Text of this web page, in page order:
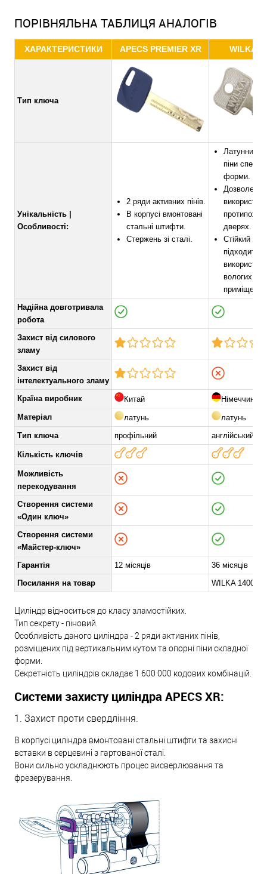
ПОРІВНЯЛЬНА ТАБЛИЦЯ АНАЛОГІВ
ХАРАКТЕРИСТИКИ APECS PREMIER XR WILKA
Тип ключа
Унікальність |
Особливості:
2 ряди активних пінів.
В корпусі вмонтовані
стальні штифти.
Стержень зі сталі.
Латунний
піни
форми.
Дозволено
дверях.
Стійкий до
підходить
вологих
Надійна довготривала
робота
Захист від силового
зламу
Захист від
інтелектуального зламу
Країна виробник
Китай
Німеччина
Матеріал
латунь
латунь
Тип ключа
профільний англійський
Кількість ключів
Можливість
перекодування
Створення системи
«Один ключ»
Створення системи
«Майстер-ключ»
Гарантія
12 місяців
36 місяців
Посилання на товар
WILKA 1400 A
Циліндр відноситься до класу зламостійких.
Тип секрету - піновий.
Особливість даного циліндра - 2 ряди активних пінів,
розміщених під вертикальним кутом та опорні піни складної
форми.
Секретність циліндрів складає 1 600 000 кодових комбінацій.
Системи захисту циліндра APECS XR:
1. Захист проти свердління.
В корпусі циліндра вмонтовані стальні штифти та захисні
вставки в серцевині з гартованої сталі.
Вони сильно ускладнюють процес висверлювання та
фрезерування.